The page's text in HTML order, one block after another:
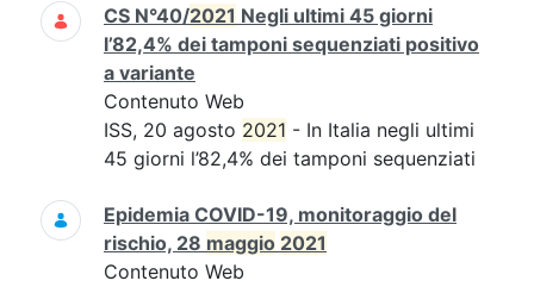
CS N°40/2021 Negli ultimi 45 giorni
l’82,4% dei tamponi sequenziati positivo
a variante
Contenuto Web
ISS, 20 agosto 2021 - In Italia negli ultimi
45 giorni l’82,4% dei tamponi sequenziati
Epidemia COVID-19, monitoraggio del
rischio, 28 maggio 2021
Contenuto Web